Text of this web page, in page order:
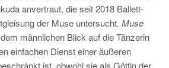
anvertraut, die seit 2018 Ballett-
der Muse untersucht. Muse
männlichen Blick auf die Tänzerin
einfachen Dienst einer äußeren
ist, obwohl sie als Göttin der